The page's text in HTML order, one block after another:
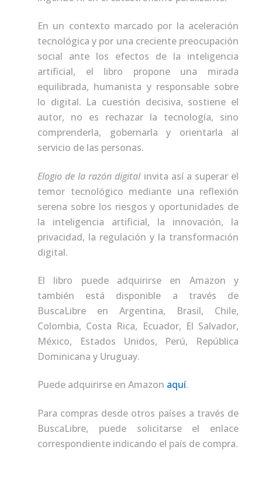
En un contexto marcado por la aceleración
tecnológica y por una creciente preocupación
social ante los efectos de la inteligencia
artificial, el libro propone una mirada
equilibrada, humanista y responsable sobre
lo digital. La cuestión decisiva, sostiene el
autor, no es rechazar la tecnología, sino
comprenderla, gobernarla y orientarla al
servicio de las personas.
Elogio de la razón digitalinvita así a superar el
temor tecnológico mediante una reflexión
serena sobre los riesgos y oportunidades de
la inteligencia artificial, la innovación, la
privacidad, la regulación y la transformación
digital.
El libro puede adquirirse en Amazon y
también está disponible a través de
BuscaLibre en Argentina, Brasil, Chile,
Colombia, Costa Rica, Ecuador, El Salvador,
México, Estados Unidos, Perú, República
Dominicana y Uruguay.
Puede adquirirse en Amazon aquí.
Para compras desde otros países a través de
BuscaLibre, puede solicitarse el enlace
correspondiente indicando el país de compra.